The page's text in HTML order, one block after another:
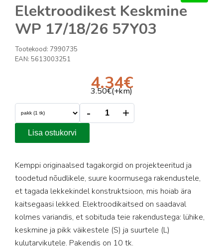
Elektroodikest Keskmine
WP 17/18/26 57Y03
Tootekood: 7990735
EAN: 5613003251
4.34€
3.50€(+km)
- +
Lisa ostukorvi
Kemppi originaalsed tagakorgid on projekteeritud ja
toodetud nõudlikele, suure koormusega rakendustele,
et tagada lekkekindel konstruktsioon, mis hoiab ära
kaitsegaasi lekked. Elektroodikaitsed on saadaval
kolmes variandis, et sobituda teie rakendustega: lühike,
keskmine ja pikk väikestele (S) ja suurtele (L)
kulutarvikutele. Pakendis on 10 tk.